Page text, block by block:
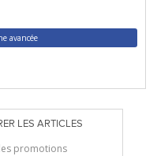
avancée
LES ARTICLES
les promotions